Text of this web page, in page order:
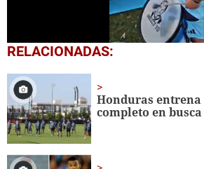
0
seconds
34
seconds
RELACIONADAS:
Honduras entrena
completo en